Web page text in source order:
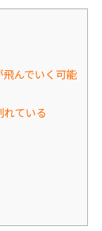
んでいく可能
ている